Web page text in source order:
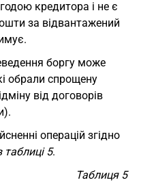
кредитора і не є
за відвантажений
боргу може
обрали спрощену
від договорів
операцій згідно
таблиці 5.
Таблиця 5